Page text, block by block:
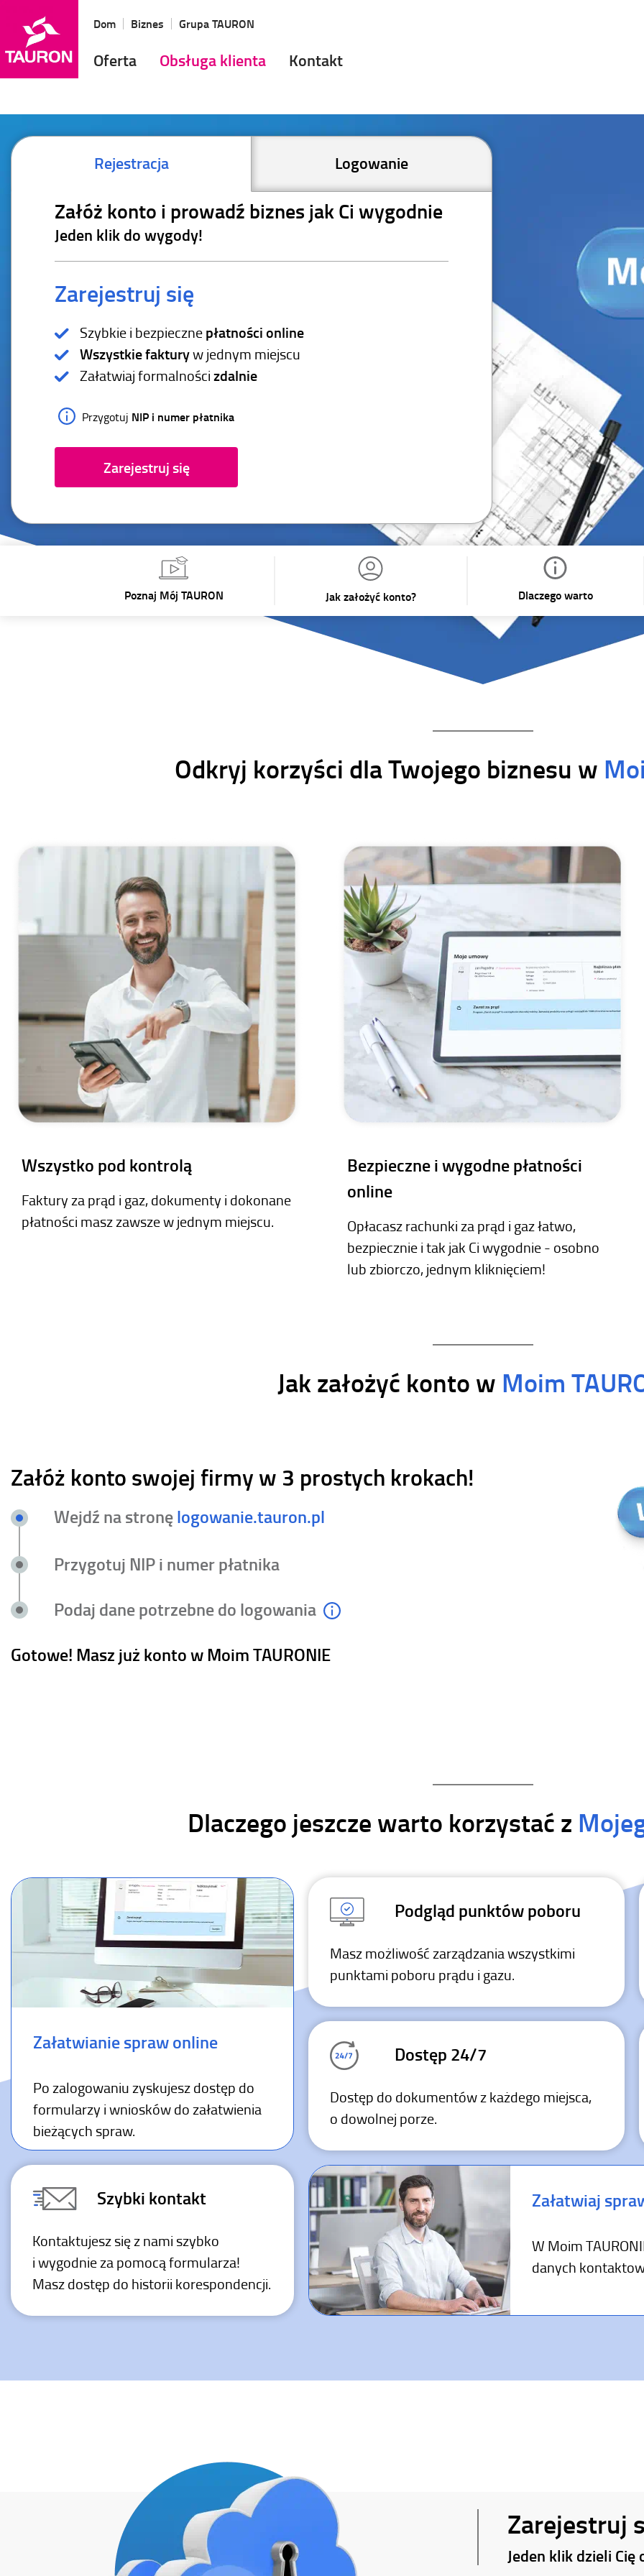
Oferta Obsługa klienta Kontakt
Dom Biznes Grupa TAURON
Rejestracja Logowanie
Załóż konto i prowadź biznes jak Ci wygodnie
Jeden klik do wygody!
Zarejestruj się
Szybkie i bezpiecznepłatności online
Wszystkie fakturyw jednym miejscu
Załatwiaj formalnościzdalnie
Przygotuj NIP i numer płatnika
Zarejestruj się
Poznaj Mój TAURON Jak założyć konto? Dlaczego warto
Odkryj korzyści dla Twojego biznesu w
Wszystko pod kontrolą
Faktury za prąd i gaz, dokumenty i dokonane
płatności masz zawsze w jednym miejscu.
Bezpieczne i wygodne płatności
online
Opłacasz rachunki za prąd i gaz łatwo,
bezpiecznie i tak jak Ci wygodnie- osobno
lub zbiorczo, jednym kliknięciem!
Jak założyć konto w Moim
Załóż konto swojej firmy w 3 prostych krokach!
Wejdź na stronęlogowanie.tauron.pl
Przygotuj NIP i numer płatnika
Podaj dane potrzebne do logowania
Gotowe! Masz już konto w Moim TAURONIE
Dlaczego jeszcze warto korzystać z
Załatwianie spraw online
Po zalogowaniu zyskujesz dostęp do
formularzy i wniosków do załatwienia
bieżących spraw.
Podgląd punktów poboru
Masz możliwość zarządzania wszystkimi
punktami poboru prądu i gazu.
Dostęp 24/7
Dostęp do dokumentów z każdego miejsca,
o dowolnej porze.
Szybki kontakt
Kontaktujesz się z nami szybko
i wygodnie za pomocą formularza!
Masz dostęp do historii korespondencji.
Załatwiaj
W Moim
danych
Zarejestruj
Jeden klik dzieli